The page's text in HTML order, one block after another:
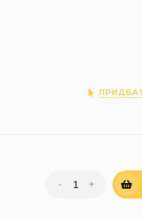
- +